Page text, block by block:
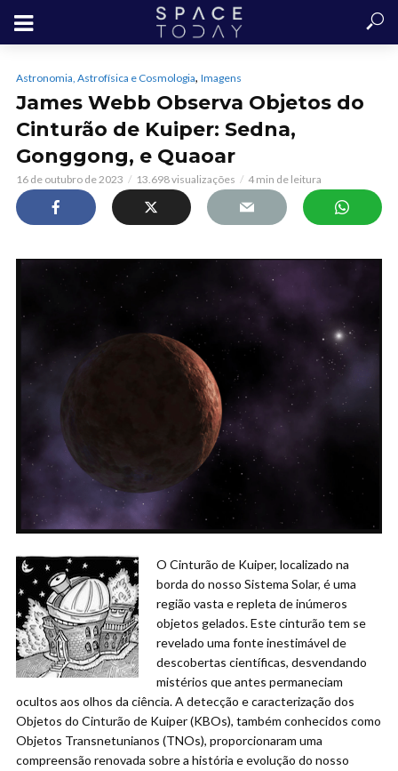
Astronomia, Astrofísica e Cosmologia, Imagens
James Webb Observa Objetos do
Cinturão de Kuiper: Sedna,
Gonggong, e Quaoar
16 de outubro de 2023 13.698 visualizações 4 min de leitura
O Cinturão de Kuiper, localizado na
borda do nosso Sistema Solar, é uma
região vasta e repleta de inúmeros
objetos gelados. Este cinturão tem se
revelado uma fonte inestimável de
descobertas científicas, desvendando
mistérios que antes permaneciam
ocultos aos olhos da ciência. A detecção e caracterização dos
Objetos do Cinturão de Kuiper (KBOs), também conhecidos como
Objetos Transnetunianos (TNOs), proporcionaram uma
compreensão renovada sobre a história e evolução do nosso